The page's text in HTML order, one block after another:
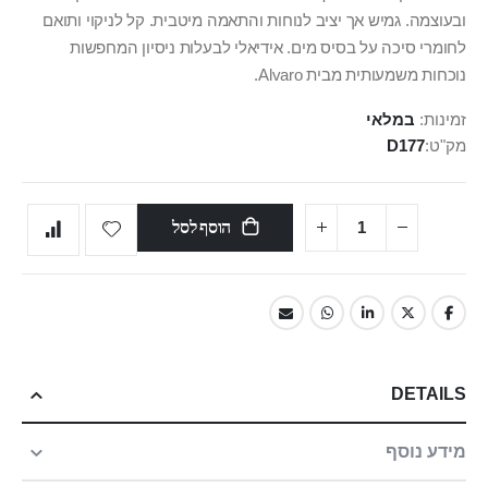
ובעוצמה. גמיש אך יציב לנוחות והתאמה מיטבית. קל לניקוי ותואם
לחומרי סיכה על בסיס מים. אידיאלי לבעלות ניסיון המחפשות
נוכחות משמעותית מבית Alvaro.
זמינות: במלאי
מק"ט D177
הוסף לסל
DETAILS
מידע נוסף